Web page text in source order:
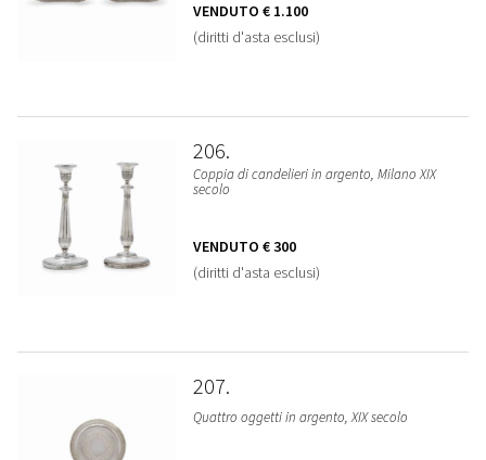
VENDUTO € 1.100
(diritti d'asta esclusi)
206
Coppia di candelieri in argento, Milano XIX
secolo
VENDUTO € 300
(diritti d'asta esclusi)
207
Quattro oggetti in argento, XIX secolo